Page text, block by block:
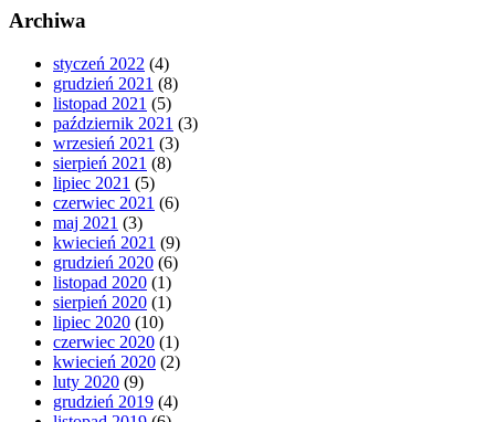
Archiwa
styczeń 2022 (4)
grudzień 2021 (8)
listopad 2021 (5)
październik 2021 (3)
wrzesień 2021 (3)
sierpień 2021 (8)
lipiec 2021 (5)
czerwiec 2021 (6)
maj 2021 (3)
kwiecień 2021 (9)
grudzień 2020 (6)
listopad 2020 (1)
sierpień 2020 (1)
lipiec 2020 (10)
czerwiec 2020 (1)
kwiecień 2020 (2)
luty 2020 (9)
grudzień 2019 (4)